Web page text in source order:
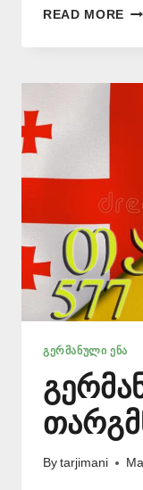
READ MORE
📞
ᲒᲔᲠᲛᲐᲜᲣᲚᲘ ᲔᲜᲐ
By tarjimani